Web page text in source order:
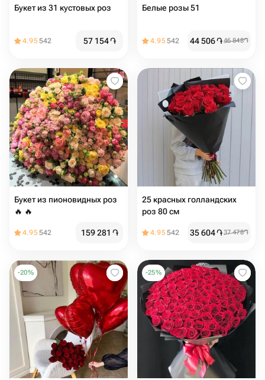
Букет из 31 кустовых роз
4.95542 57 154֏
Белые розы 51
4.95542 44 506֏46 848֏
Букет из пионовидных роз
🔥 🔥
4.95542 159 281 ֏
25 красных голландских
роз 80 см
4.95542 35 604֏37 478֏
-20% -25%